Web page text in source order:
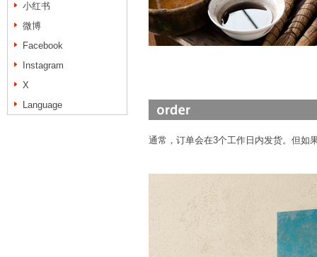
小红书
微博
Facebook
Instagram
X
Language
通常，订单会在3个工作日内发货。但如